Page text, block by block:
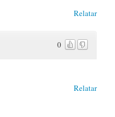
Relatar
0
Relatar